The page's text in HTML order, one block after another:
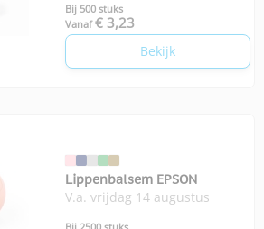
Bij 500 stuks
Vanaf € 3,23
Bekijk
Lippenbalsem EPSON
V.a. vrijdag 14 augustus